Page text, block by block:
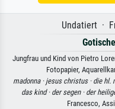
Undatiert ·
Jungfrau und Kind von Pietro
Fotopapier,
madonna · jesus christus · die hl.
das kind · der segen · der
Francesco,